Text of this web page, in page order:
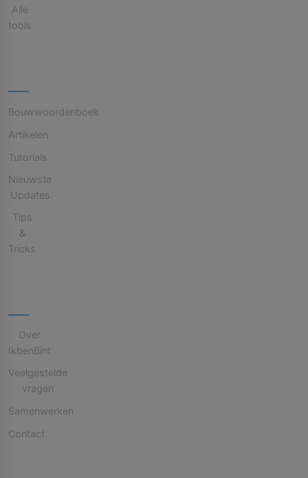
Alle
tools
Bouwwoordenboek
Artikelen
Tutorials
Nieuwste
Updates
Tips
&
Tricks
Over
IkbenBint
Veelgestelde
vragen
Samenwerken
Contact